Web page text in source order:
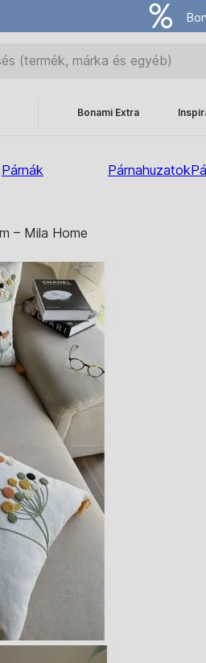
Bonami Extra
Párnák Párnahuzatok